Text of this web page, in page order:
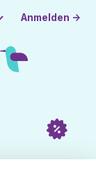
Anmelden →